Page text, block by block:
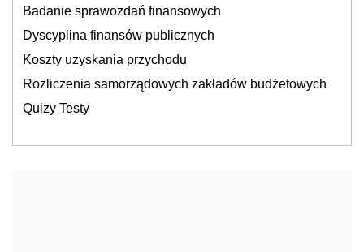
Badanie sprawozdań finansowych
Dyscyplina finansów publicznych
Koszty uzyskania przychodu
Rozliczenia samorządowych zakładów budżetowych
Quizy Testy